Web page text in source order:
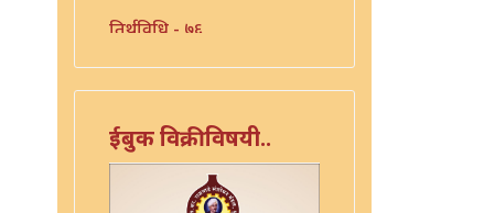
तिर्थविधि - ७६
तीर्थविधी - ८०
त्रुटीत ग्रंथ - १०
नारायण - धर्मप्रवृत्ती
ईबुक विक्रीविषयी..